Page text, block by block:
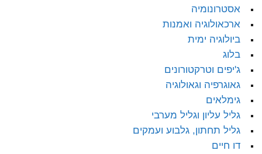
אסטרונומיה
ארכאולוגיה ואמנות
ביולוגיה ימית
בלוג
ג'יפים וטרקטורונים
גאוגרפיה וגאולוגיה
גימלאים
גליל עליון וגליל מערבי
גליל תחתון, גלבוע ועמקים
דו חיים